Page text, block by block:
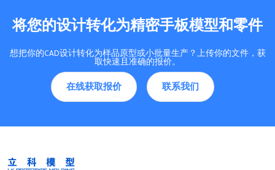
将您的设计转化为精密手板模型和零件
想把你的CAD设计转化为样品原型或小批量生产？上传你的文件，获
取快速且准确的报价。
在线获取报价 联系我们